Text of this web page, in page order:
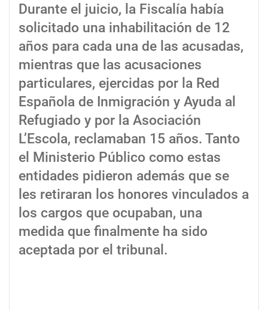
Durante el juicio, la Fiscalía había
solicitado una inhabilitación de 12
años para cada una de las acusadas,
mientras que las acusaciones
particulares, ejercidas por la Red
Española de Inmigración y Ayuda al
Refugiado y por la Asociación
L’Escola, reclamaban 15 años. Tanto
el Ministerio Público como estas
entidades pidieron además que se
les retiraran los honores vinculados a
los cargos que ocupaban, una
medida que finalmente ha sido
aceptada por el tribunal.